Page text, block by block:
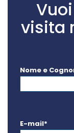
visita
Nome e
E-mail*